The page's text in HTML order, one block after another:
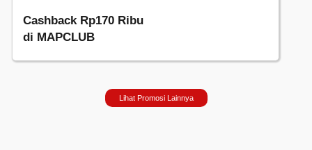
Cashback Rp170 Ribu
di MAPCLUB
Lihat Promosi Lainnya